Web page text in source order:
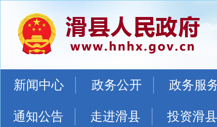
新闻中心 政务公开 政务服
通知公告 走进滑县 投资滑县